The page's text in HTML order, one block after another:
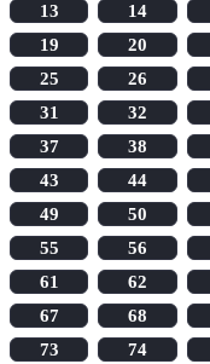
13
14
19
20
25
26
31
32
37
38
43
44
49
50
55
56
61
62
67
68
73
74